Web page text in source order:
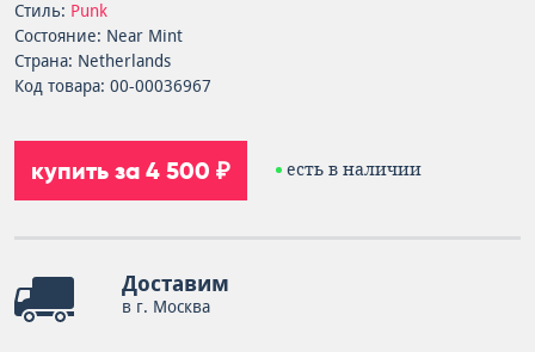
Стиль: Punk
Состояние: Near Mint
Страна: Netherlands
Код товара: 00-00036967
купить за 4 500 ₽ есть в наличии
Доставим
в г. Москва